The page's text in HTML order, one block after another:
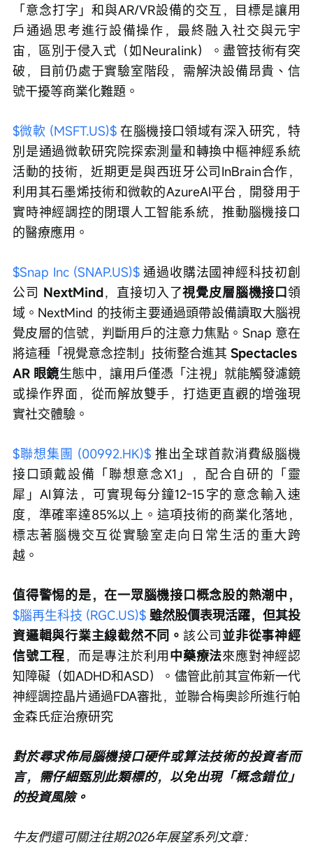
「意念打字」和與AR/VR設備的交互，目標是讓用
戶通過思考進行設備操作，最終融入社交與元宇
宙，區別于侵入式（如Neuralink）。盡管技術有突
破，目前仍處于實驗室階段，需解決設備昂貴、信
號干擾等商業化難題。
$微軟 (MSFT.US)$ 在腦機接口領域有深入研究，特
別是通過微軟研究院探索測量和轉換中樞神經系統
活動的技術，近期更是與西班牙公司InBrain合作，
利用其石墨烯技術和微軟的AzureAI平台，開發用于
實時神經調控的閉環人工智能系統，推動腦機接口
的醫療應用。
$Snap Inc (SNAP.US)$ 通過收購法國神經科技初創
公司 NextMind，直接切入了視覺皮層腦機接口領
域。NextMind 的技術主要通過頭帶設備讀取大腦視
覺皮層的信號，判斷用戶的注意力焦點。Snap 意在
將這種「視覺意念控制」技術整合進其 Spectacles
AR 眼鏡生態中，讓用戶僅憑「注視」就能觸發濾鏡
或操作界面，從而解放雙手，打造更直觀的增強現
實社交體驗。
$聯想集團 (00992.HK)$ 推出全球首款消費級腦機
接口頭戴設備「聯想意念X1」，配合自研的「靈
犀」AI算法，可實現每分鐘12-15字的意念輸入速
度，準確率達85%以上。這項技術的商業化落地，
標志著腦機交互從實驗室走向日常生活的重大跨
越。
值得警惕的是，在一眾腦機接口概念股的熱潮中，
$腦再生科技 (RGC.US)$ 雖然股價表現活躍，但其投
資邏輯與行業主線截然不同。 該公司並非從事神經
信號工程，而是專注於利用中藥療法來應對神經認
知障礙（如ADHD和ASD）。儘管此前其宣佈新一代
神經調控晶片通過FDA審批，並聯合梅奧診所進行帕
金森氏症治療研究
對於尋求佈局腦機接口硬件或算法技術的投資者而
言，需仔細甄別此類標的，以免出現「概念錯位」
的投資風險。
牛友們還可關注往期2026年展望系列文章：